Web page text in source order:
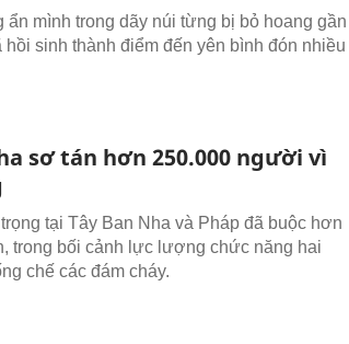
mình trong dãy núi từng bị bỏ hoang gần
sinh thành điểm đến yên bình đón nhiều
sơ tán hơn 250.000 người vì
tại Tây Ban Nha và Pháp đã buộc hơn
trong bối cảnh lực lượng chức năng hai
chế các đám cháy.